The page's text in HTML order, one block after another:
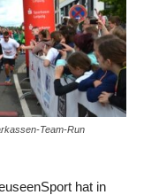
Team-Run
hat in